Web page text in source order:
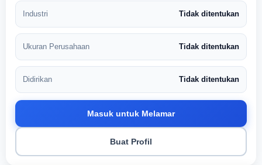
Industri Tidak ditentukan
Ukuran Perusahaan Tidak ditentukan
Didirikan Tidak ditentukan
Masuk untuk Melamar
Buat Profil